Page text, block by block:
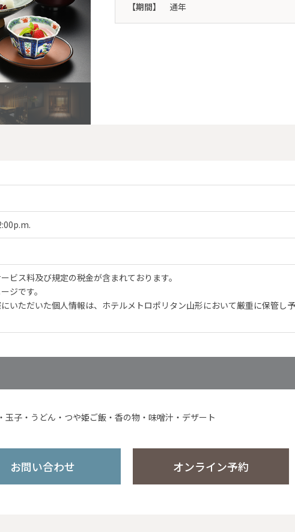
【期間】
通年
ビス料及び規定の税金が含まれております。
ジです。
いただいた個人情報は、ホテルメトロポリタン山形において厳重に保管し
子・うどん・つや姫ご飯・香の物・味噌汁・デザート
お問い合わせ オンライン予約